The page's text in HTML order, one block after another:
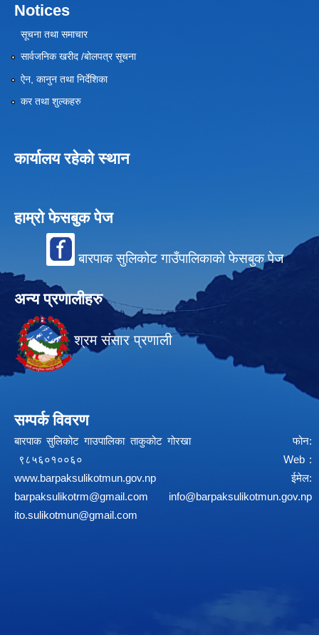
Notices
सूचना तथा समाचार
सार्वजनिक खरीद /बोलपत्र सूचना
ऐन, कानुन तथा निर्देशिका
कर तथा शुल्कहरु
कार्यालय रहेको स्थान
हाम्रो फेसबुक पेज
बारपाक सुलिकोट गाउँपालिकाको फेसबुक पेज
अन्य प्रणालीहरु
श्रम संसार प्रणाली
सम्पर्क विवरण
बारपाक सुलिकोट गाउपालिका ताकुकोट गोरखा फोन:
९८५६०१००६० Web :
www.barpaksulikotmun.gov.np
ईमेल:
barpaksulikotrm@gmail.com
info@barpaksulikotmun.gov.np
ito.sulikotmun@gmail.com